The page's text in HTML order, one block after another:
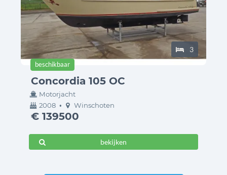
3
Concordia 105 OC
status:
beschikbaar
Motorjacht
bouwjaar
2008 • ligplaats
Winschoten
€ 139500
bekijken